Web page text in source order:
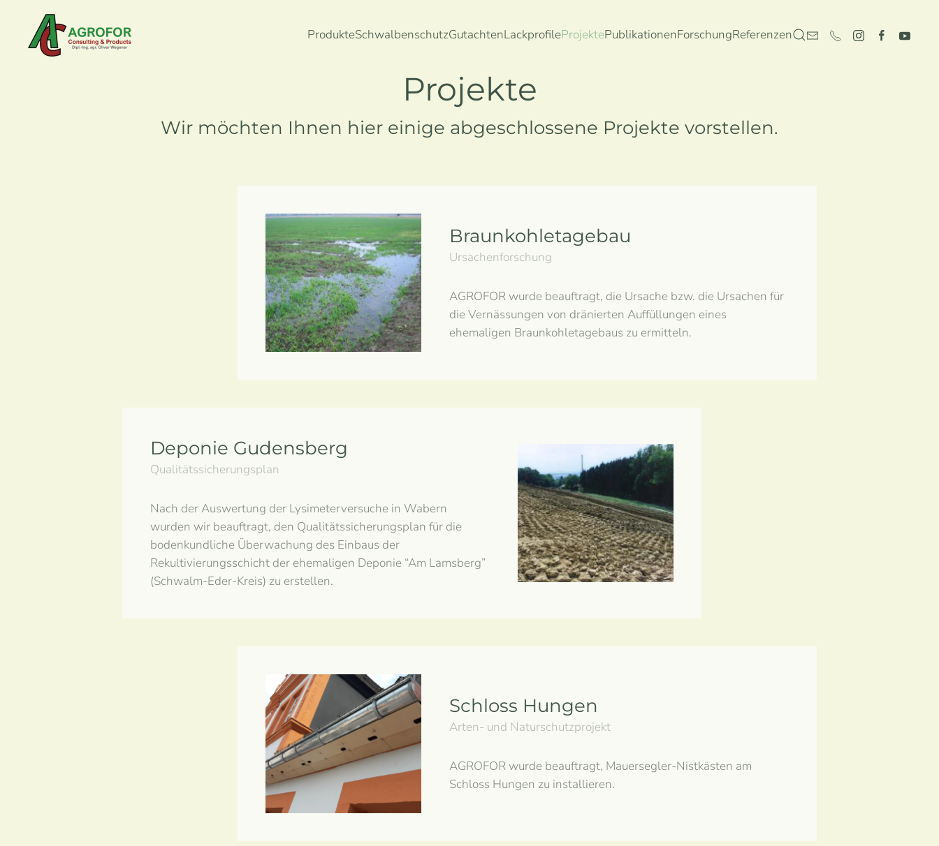
Skip to main content ProdukteSchwalbenschutzGutachtenLackprofileProjektePublikationenForschungReferenzen
Projekte
Wir möchten Ihnen hier einige abgeschlossene Projekte vorstellen.
Braunkohletagebau
Ursachenforschung
AGROFOR wurde beauftragt, die Ursache bzw. die Ursachen für
die Vernässungen von dränierten Auffüllungen eines
ehemaligen Braunkohletagebaus zu ermitteln.
Deponie Gudensberg
Qualitätssicherungsplan
Nach der Auswertung der Lysimeterversuche in Wabern
wurden wir beauftragt, den Qualitätssicherungsplan für die
bodenkundliche Überwachung des Einbaus der
Rekultivierungsschicht der ehemaligen Deponie “Am Lamsberg”
(Schwalm-Eder-Kreis) zu erstellen.
Schloss Hungen
Arten- und Naturschutzprojekt
AGROFOR wurde beauftragt, Mauersegler-Nistkästen am
Schloss Hungen zu installieren.